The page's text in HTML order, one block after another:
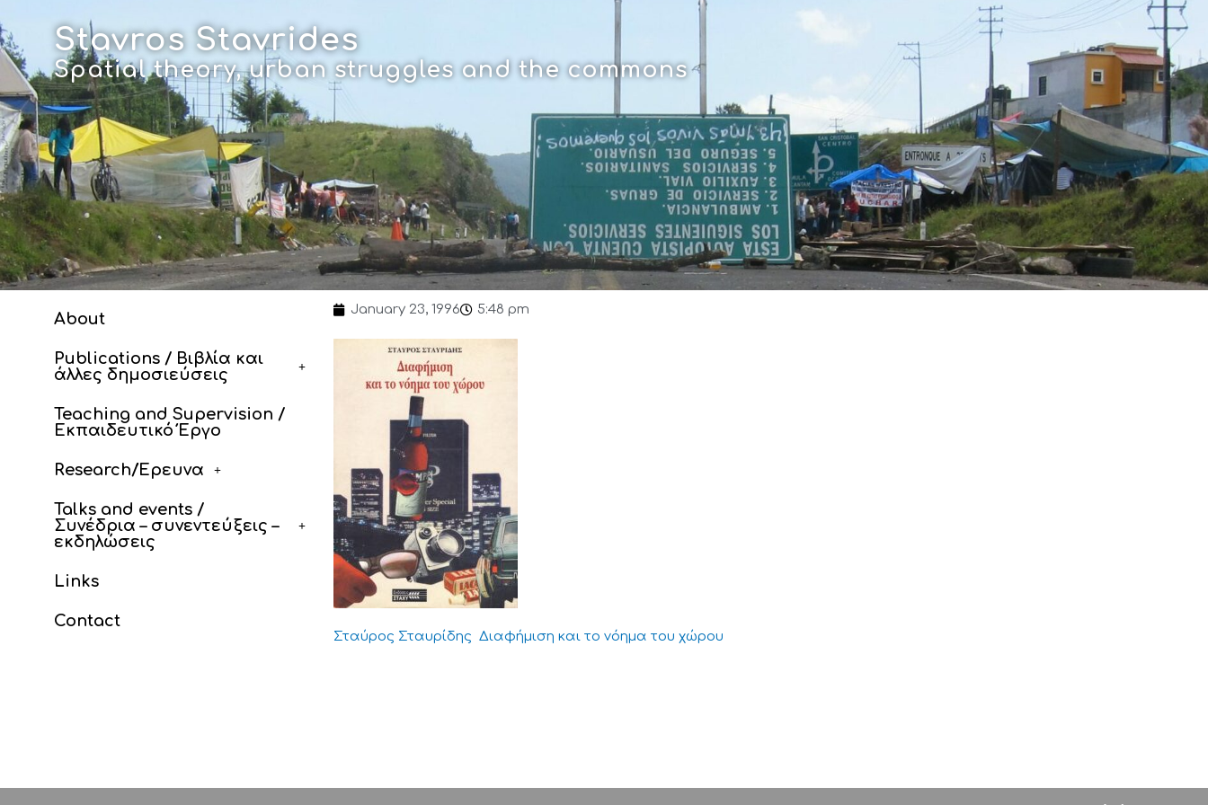
to
content
Stavros Stavrides
Spatial theory, urban struggles and the commons
About
Publications / Βιβλία και
άλλες δημοσιεύσεις
Teaching and Supervision /
Εκπαιδευτικό Έργο
Research/Έρευνα
Talks and events /
Συνέδρια – συνεντεύξεις –
εκδηλώσεις
Links
Contact
January 23, 1996 5:48 pm
Σταύρος Σταυρίδης Διαφήμιση και το νόημα του χώρου